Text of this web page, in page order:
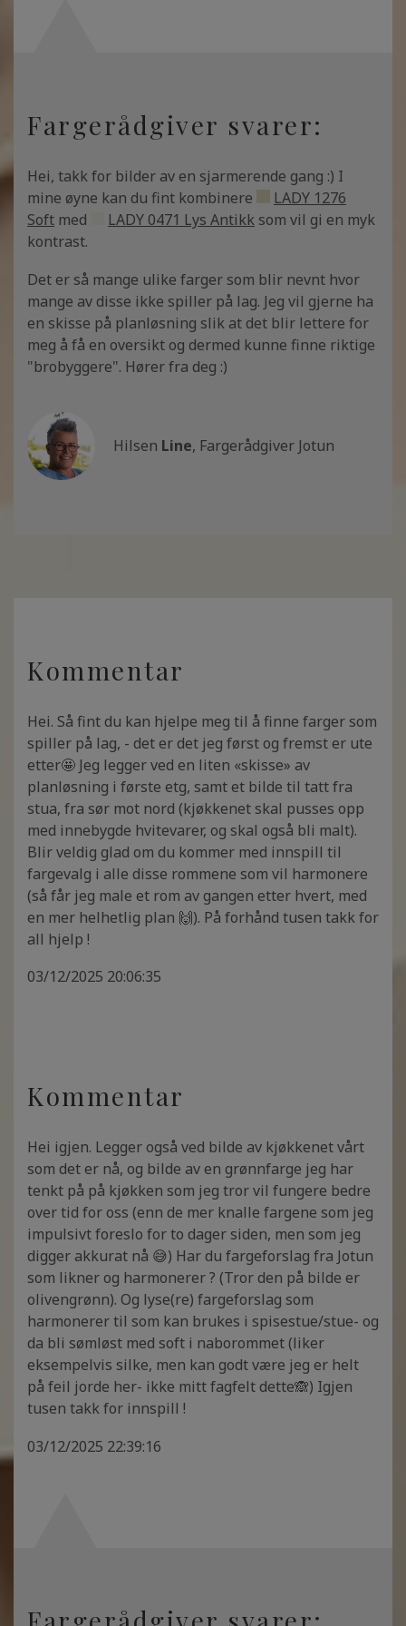
Fargerådgiver svarer:
Hei, takk for bilder av en sjarmerende gang :) I
mine øyne kan du fint kombinere
LADY 1276
Soft med LADY 0471 Lys Antikk som vil gi en myk
kontrast.
Det er så mange ulike farger som blir nevnt hvor
mange av disse ikke spiller på lag. Jeg vil gjerne ha
en skisse på planløsning slik at det blir lettere for
meg å få en oversikt og dermed kunne finne riktige
"brobyggere". Hører fra deg :)
Hilsen Line, Fargerådgiver Jotun
Kommentar
Hei. Så fint du kan hjelpe meg til å finne farger som
spiller på lag, - det er det jeg først og fremst er ute
etter🤩 Jeg legger ved en liten «skisse» av
planløsning i første etg, samt et bilde til tatt fra
stua, fra sør mot nord (kjøkkenet skal pusses opp
med innebygde hvitevarer, og skal også bli malt).
Blir veldig glad om du kommer med innspill til
fargevalg i alle disse rommene som vil harmonere
(så får jeg male et rom av gangen etter hvert, med
en mer helhetlig plan 🙌). På forhånd tusen takk for
all hjelp !
03/12/2025 20:06:35
Kommentar
Hei igjen. Legger også ved bilde av kjøkkenet vårt
som det er nå, og bilde av en grønnfarge jeg har
tenkt på på kjøkken som jeg tror vil fungere bedre
over tid for oss (enn de mer knalle fargene som jeg
impulsivt foreslo for to dager siden, men som jeg
digger akkurat nå 😅) Har du fargeforslag fra Jotun
som likner og harmonerer ? (Tror den på bilde er
olivengrønn). Og lyse(re) fargeforslag som
harmonerer til som kan brukes i spisestue/stue- og
da bli sømløst med soft i naborommet (liker
eksempelvis silke, men kan godt være jeg er helt
på feil jorde her- ikke mitt fagfelt dette🙈) Igjen
tusen takk for innspill !
03/12/2025 22:39:16